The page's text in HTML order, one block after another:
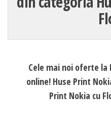
Cele mai noi oferte la
online! Huse Print
Print Nokia cu